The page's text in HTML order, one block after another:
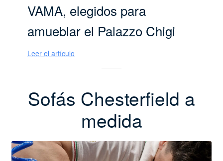
VAMA, elegidos para
amueblar el Palazzo Chigi
Leer el artículo
Sofás Chesterfield a
medida